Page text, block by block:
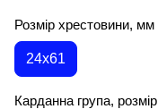
Розмір хрестовини, мм
24х61
Карданна група, розмір